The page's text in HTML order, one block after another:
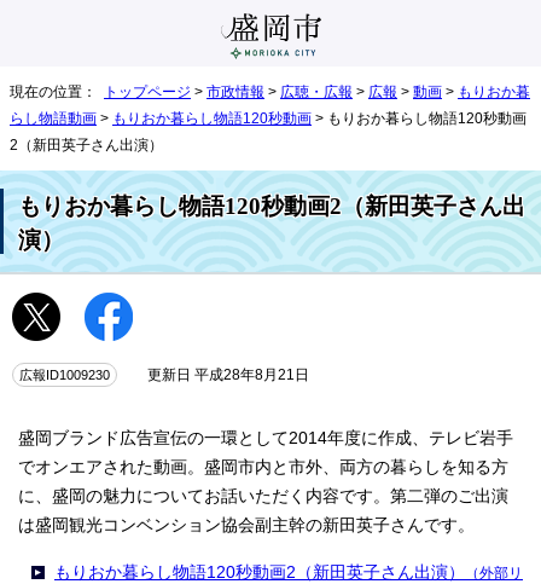
現在の位置： トップページ > 市政情報 > 広聴・広報 > 広報 > 動画 > もりおか暮
らし物語動画 > もりおか暮らし物語120秒動画 > もりおか暮らし物語120秒動画
2（新田英子さん出演）
もりおか暮らし物語120秒動画2（新田英子さん出
演）
広報ID1009230 更新日 平成28年8月21日
盛岡ブランド広告宣伝の一環として2014年度に作成、テレビ岩手
でオンエアされた動画。盛岡市内と市外、両方の暮らしを知る方
に、盛岡の魅力についてお話いただく内容です。第二弾のご出演
は盛岡観光コンベンション協会副主幹の新田英子さんです。
もりおか暮らし物語120秒動画2（新田英子さん出演）
（外部リ